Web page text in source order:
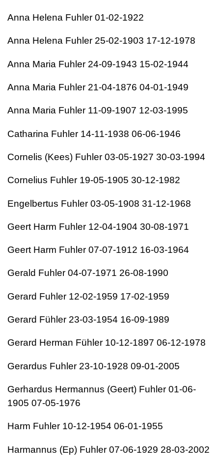
Anna Helena Fuhler 01-02-1922
Anna Helena Fuhler 25-02-1903 17-12-1978
Anna Maria Fuhler 24-09-1943 15-02-1944
Anna Maria Fuhler 21-04-1876 04-01-1949
Anna Maria Fuhler 11-09-1907 12-03-1995
Catharina Fuhler 14-11-1938 06-06-1946
Cornelis (Kees) Fuhler 03-05-1927 30-03-1994
Cornelius Fuhler 19-05-1905 30-12-1982
Engelbertus Fuhler 03-05-1908 31-12-1968
Geert Harm Fuhler 12-04-1904 30-08-1971
Geert Harm Fuhler 07-07-1912 16-03-1964
Gerald Fuhler 04-07-1971 26-08-1990
Gerard Fuhler 12-02-1959 17-02-1959
Gerard Fühler 23-03-1954 16-09-1989
Gerard Herman Fühler 10-12-1897 06-12-1978
Gerardus Fuhler 23-10-1928 09-01-2005
Gerhardus Hermannus (Geert) Fuhler 01-06-
1905 07-05-1976
Harm Fuhler 10-12-1954 06-01-1955
Harmannus (Ep) Fuhler 07-06-1929 28-03-2002